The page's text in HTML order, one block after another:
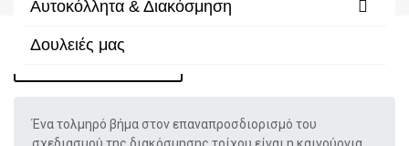
Αυτοκόλλητα & Διακόσμηση
Δουλειές μας
Ένα τολμηρό βήμα στον επαναπροσδιορισμό του